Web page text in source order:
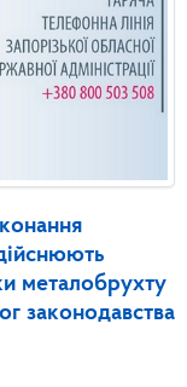
металобрухту
законодавства